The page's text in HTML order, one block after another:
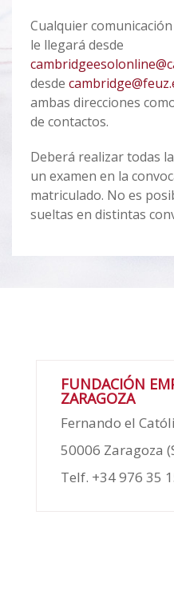
Cualquier
le llegará desde
desde
ambas direcciones
de contactos.
Deberá realizar todas
un examen en la
matriculado. No es
sueltas en distintas
FUNDACIÓN
ZARAGOZA
Fernando el
50006 Zaragoza
Telf. +34 976 35